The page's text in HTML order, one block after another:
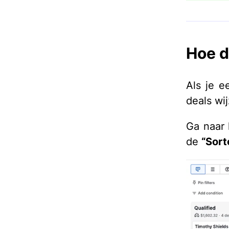
Hoe
Als je
deals
Ga
de